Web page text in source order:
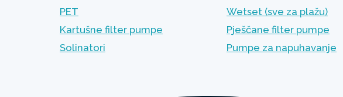
PET
Wetset (sve za plažu)
Kartušne filter pumpe
Pješčane filter pumpe
Solinatori
Pumpe za napuhavanje